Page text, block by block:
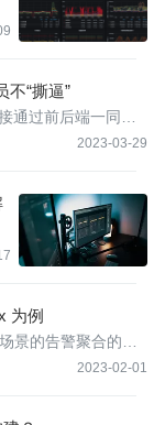
“撕逼”
2023-03-29
通过前后端一同还
象的发生。
为例
2023-02-01
景的告警聚合的方